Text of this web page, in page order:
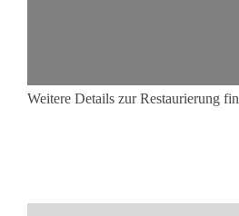
Weitere Details zur Restaurierung